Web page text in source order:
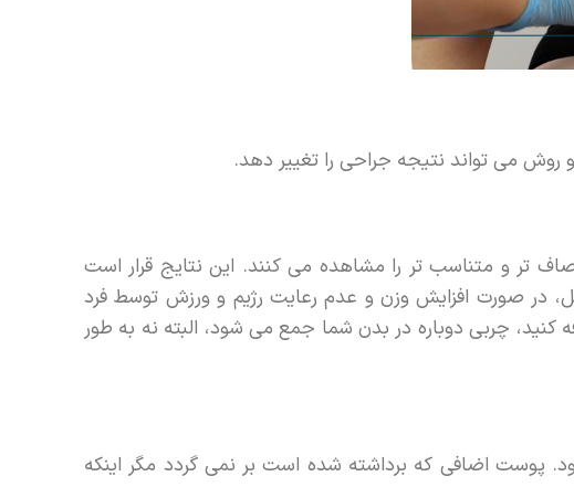
روش می تواند نتیجه جراحی را تغییر دهد.
و متناسب تر را مشاهده می کنند. این نتایج قرار است
در صورت افزایش وزن و عدم رعایت رژیم و ورزش توسط فرد
چربی دوباره در بدن شما جمع می شود، البته نه به طور
پوست اضافی که برداشته شده است بر نمی گردد مگر اینکه